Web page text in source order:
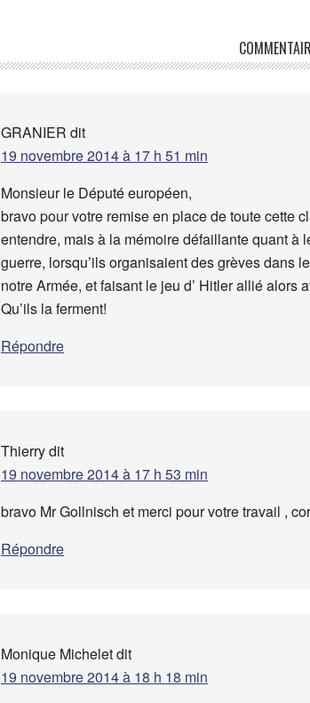
GRANIER dit
19 novembre 2014 à 17 h 51 min
Monsieur le Député européen,
bravo pour votre remise en place de toute cette
entendre, mais à la mémoire défaillante quant à
guerre, lorsqu’ils organisaient des grèves dans
notre Armée, et faisant le jeu d’ Hitler allié alors
Qu’ils la ferment!
Répondre
Thierrydit
19 novembre 2014 à 17 h 53 min
bravo Mr Gollnisch et merci pour votre travail ,
Répondre
Monique Micheletdit
19 novembre 2014 à 18 h 18 min